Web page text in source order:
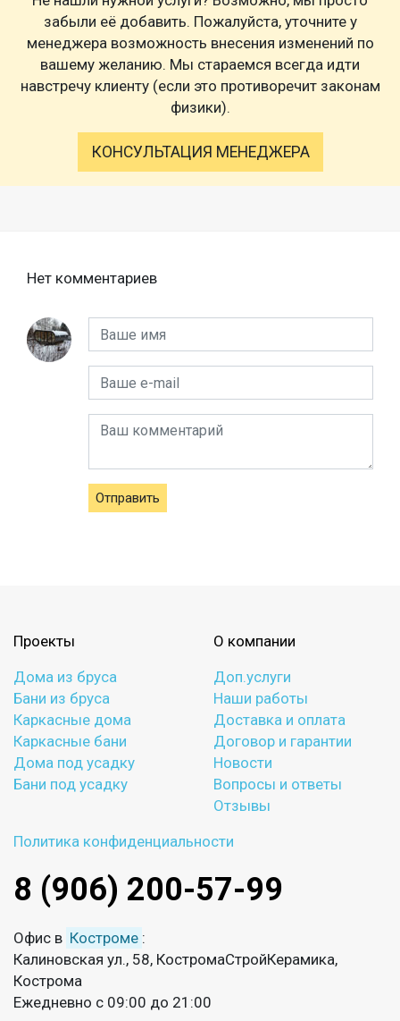
забыли её добавить. Пожалуйста, уточните у
менеджера возможность внесения изменений по
вашему желанию. Мы стараемся всегда идти
навстречу клиенту (если это противоречит законам
физики).
КОНСУЛЬТАЦИЯ МЕНЕДЖЕРА
Нет комментариев
Отправить
Проекты
Дома из бруса
Бани из бруса
Каркасные дома
Каркасные бани
Дома под усадку
Бани под усадку
О компании
Доп.услуги
Наши работы
Доставка и оплата
Договор и гарантии
Новости
Вопросы и ответы
Отзывы
Политика конфиденциальности
8 (906) 200-57-99
Офис в Костроме :
Калиновская ул., 58, КостромаСтройКерамика,
Кострома
Ежедневно с 09:00 до 21:00